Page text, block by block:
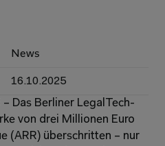
News
16.10.2025
Das Berliner LegalTech-
von drei Millionen Euro
(ARR) überschritten – nur